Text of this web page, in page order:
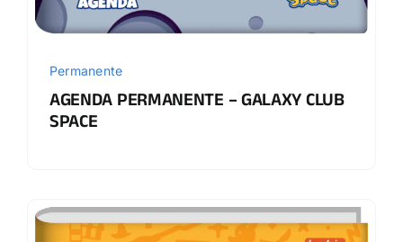
Permanente
AGENDA PERMANENTE – GALAXY CLUB
SPACE